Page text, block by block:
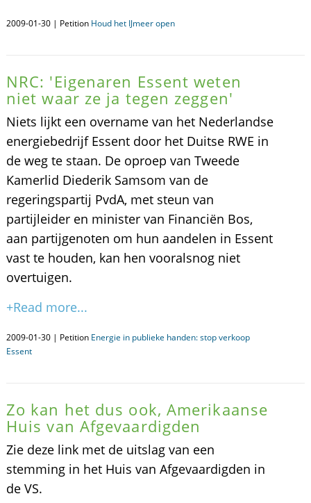
2009-01-30 | Petition Houd het IJmeer open
NRC: 'Eigenaren Essent weten
niet waar ze ja tegen zeggen'
Niets lijkt een overname van het Nederlandse
energiebedrijf Essent door het Duitse RWE in
de weg te staan. De oproep van Tweede
Kamerlid Diederik Samsom van de
regeringspartij PvdA, met steun van
partijleider en minister van Financiën Bos,
aan partijgenoten om hun aandelen in Essent
vast te houden, kan hen vooralsnog niet
overtuigen.
+Read more...
2009-01-30 | Petition Energie in publieke handen: stop verkoop
Essent
Zo kan het dus ook, Amerikaanse
Huis van Afgevaardigden
Zie deze link met de uitslag van een
stemming in het Huis van Afgevaardigden in
de VS.